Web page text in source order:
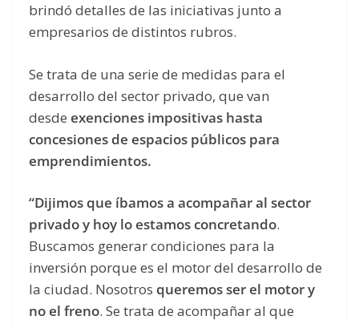
brindó detalles de las iniciativas junto a
empresarios de distintos rubros.
Se trata de una serie de medidas para el
desarrollo del sector privado, que van
desde exenciones impositivas hasta
concesiones de espacios públicos para
emprendimientos.
“Dijimos que íbamos a acompañar al sector
privado y hoy lo estamos concretando.
Buscamos generar condiciones para la
inversión porque es el motor del desarrollo de
la ciudad. Nosotros queremos ser el motor y
no el freno. Se trata de acompañar al que